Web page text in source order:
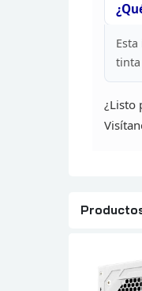
¿Listo